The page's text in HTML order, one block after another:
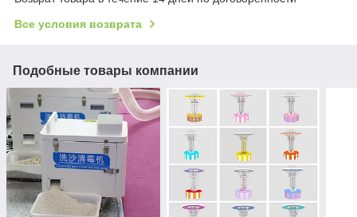
Все условия возврата
Подобные товары компании